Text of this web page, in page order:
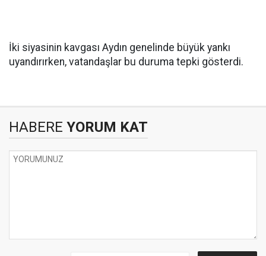
İki siyasinin kavgası Aydın genelinde büyük yankı
uyandırırken, vatandaşlar bu duruma tepki gösterdi.
HABERE YORUM KAT